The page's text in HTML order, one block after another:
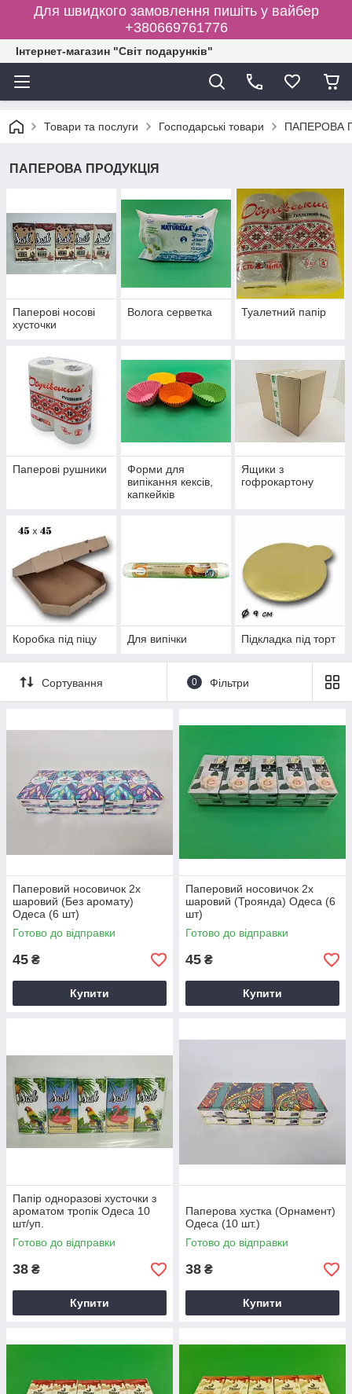
Для швидкого замовлення пишіть у вайбер
+380669761776
Інтернет-магазин "Світ подарунків"
Товари та послуги Господарські товари ПАПЕРОВА
ПАПЕРОВА ПРОДУКЦІЯ
Паперові носові
хусточки
Волога серветка Туалетний папір
Паперові рушники
Форми для
випікання кексів,
капкейків
Ящики з
гофрокартону
Коробка під піцу Для випічки Підкладка під торт
Сортування 0 Фільтри
Паперовий носовичок 2х
шаровий (Без аромату)
Одеса (6 шт)
Готово до відправки
45 ₴
Купити
Паперовий носовичок 2х
шаровий (Троянда) Одеса (6
шт)
Готово до відправки
45 ₴
Купити
Папір одноразові хусточки з
ароматом тропік Одеса 10
шт/уп.
Готово до відправки
38 ₴
Купити
Паперова хустка (Орнамент)
Одеса (10 шт.)
Готово до відправки
38 ₴
Купити